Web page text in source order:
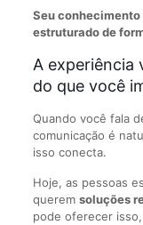
Seu
estruturado de
A experiência
do que você
Quando você fala
comunicação é
isso conecta.
Hoje, as pessoas
querem soluções
pode oferecer